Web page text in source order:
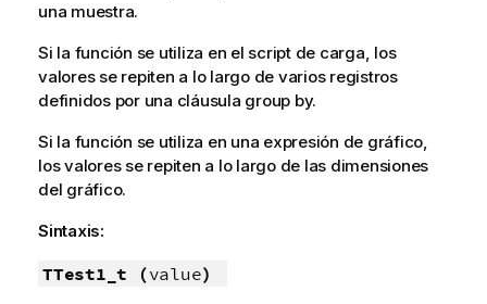
una muestra.
Si la función se utiliza en el script de carga, los
valores se repiten a lo largo de varios registros
definidos por una cláusula group by.
Si la función se utiliza en una expresión de gráfico,
los valores se repiten a lo largo de las dimensiones
del gráfico.
Sintaxis:
TTest1_t (value)